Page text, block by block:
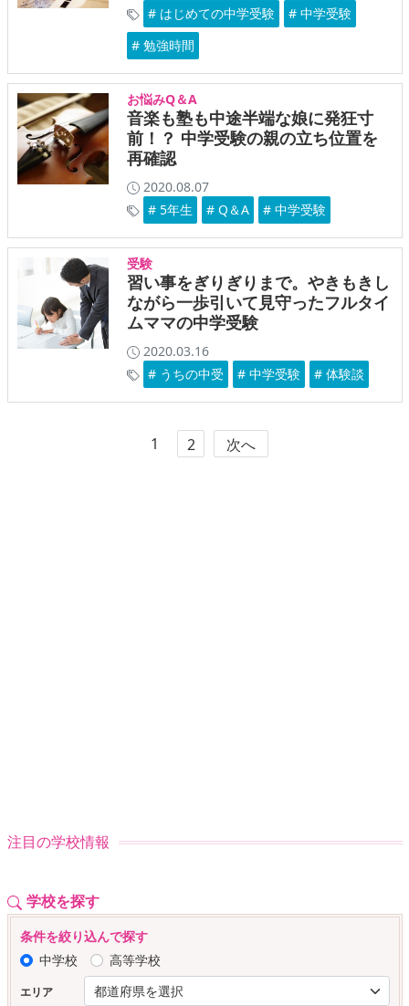
# はじめての中学受験
# 中学受験
# 勉強時間
お悩みQ＆A
音楽も塾も中途半端な娘に発狂寸
前！？ 中学受験の親の立ち位置を
再確認
2020.08.07
# 5年生
# Q＆A # 中学受験
受験
習い事をぎりぎりまで。やきもきし
ながら一歩引いて見守ったフルタイ
ムママの中学受験
2020.03.16
# うちの中受
# 中学受験 # 体験談
1 2 次へ
注目の学校情報
学校を探す
条件を絞り込んで探す
中学校
高等学校
エリア